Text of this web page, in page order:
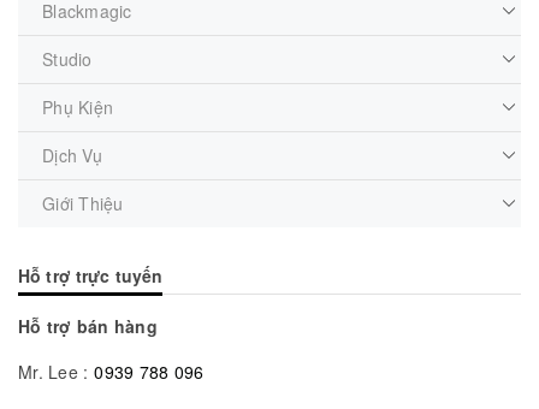
Blackmagic
Studio
Phụ Kiện
Dịch Vụ
Giới Thiệu
Hỗ trợ trực tuyến
Hỗ trợ bán hàng
Mr. Lee : 0939 788 096